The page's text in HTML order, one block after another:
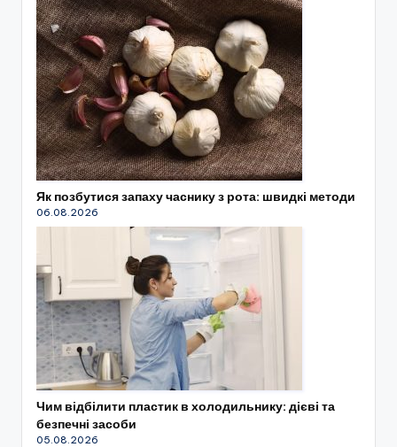
Як позбутися запаху часнику з рота: швидкі методи
06.08.2026
Чим відбілити пластик в холодильнику: дієві та
безпечні засоби
05.08.2026